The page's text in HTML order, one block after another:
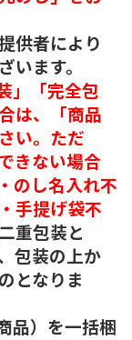
供者により
ます。
」「完全包
は、「商品
い。ただ
きない場合
のし名入れ不
手提げ袋不
二重包装と
包装の上か
となりま
品）を一括梱